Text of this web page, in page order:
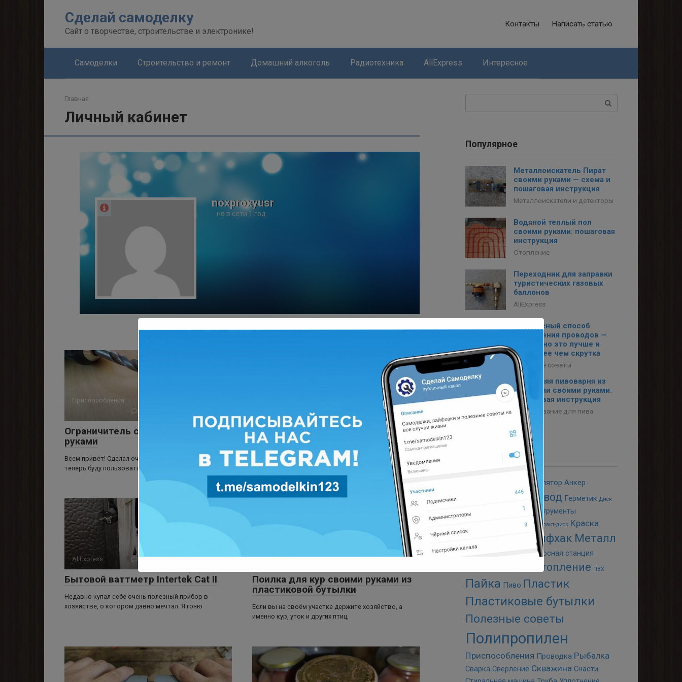
Сделай самоделку
Сайт о творчестве, строительстве и электронике!
Контакты Написать статью
Самоделки Строительство и ремонт Домашний алкоголь Радиотехника AliExpress Интересное
Главная
Личный кабинет
noxproxyusr
не в сети 1 год
Вам также может быть интересно
Приспособления
Ограничитель сверления своими
руками
Всем привет! Сделал очередную самоделку, которой
теперь буду пользоваться постоянно, так как в моей
12 994 просмотров
В каком направлении правильней и
безопасней резать болгаркой
Сегодня я хотел бы поговорить о том, в какую все
таки сторону должен крутиться
AliExpress 0 7 378 просмотров
Бытовой ваттметр Intertek Cat II
Недавно купал себе очень полезный прибор в
хозяйстве, о котором давно мечтал. Я гоню
2
10 766 просмотров
Поилка для кур своими руками из
пластиковой бутылки
Если вы на своём участке держите хозяйство, а
именно кур, уток и других птиц,
Популярное
Металлоискатель Пират
своими руками — схема и
пошаговая инструкция
Металлоискатели и детекторы
Водяной теплый пол
своими руками: пошаговая
инструкция
Отопление
Переходник для заправки
туристических газовых
баллонов
AliExpress
Интересный способ
соединения проводов —
возможно это лучше и
надёжнее чем скрутка
Полезные советы
Домашняя пивоварня из
кастрюли своими руками.
Пошаговая инструкция
Оборудование для пива
Аккумулятор Анкер
Водопровод Герметик Диск
Дрова Животные
Инструменты
Клей Компакт-диск Краска
Лайфхак Металл
Насосная станция
Отопление ПВХ
Пайка Пиво Пластик
Пластиковые бутылки
Полезные советы
Полипропилен
Приспособления Проводка Рыбалка
Сварка Сверление Скважина Снасти